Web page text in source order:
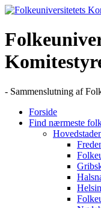
Skip
content
- Sammenslutning af
Forside
Find nærmeste